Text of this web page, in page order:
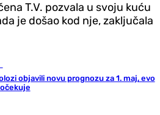
T.V. pozvala u svoju kuću
je došao kod nje, zaključala
objavili novu prognozu za 1. maj, evo